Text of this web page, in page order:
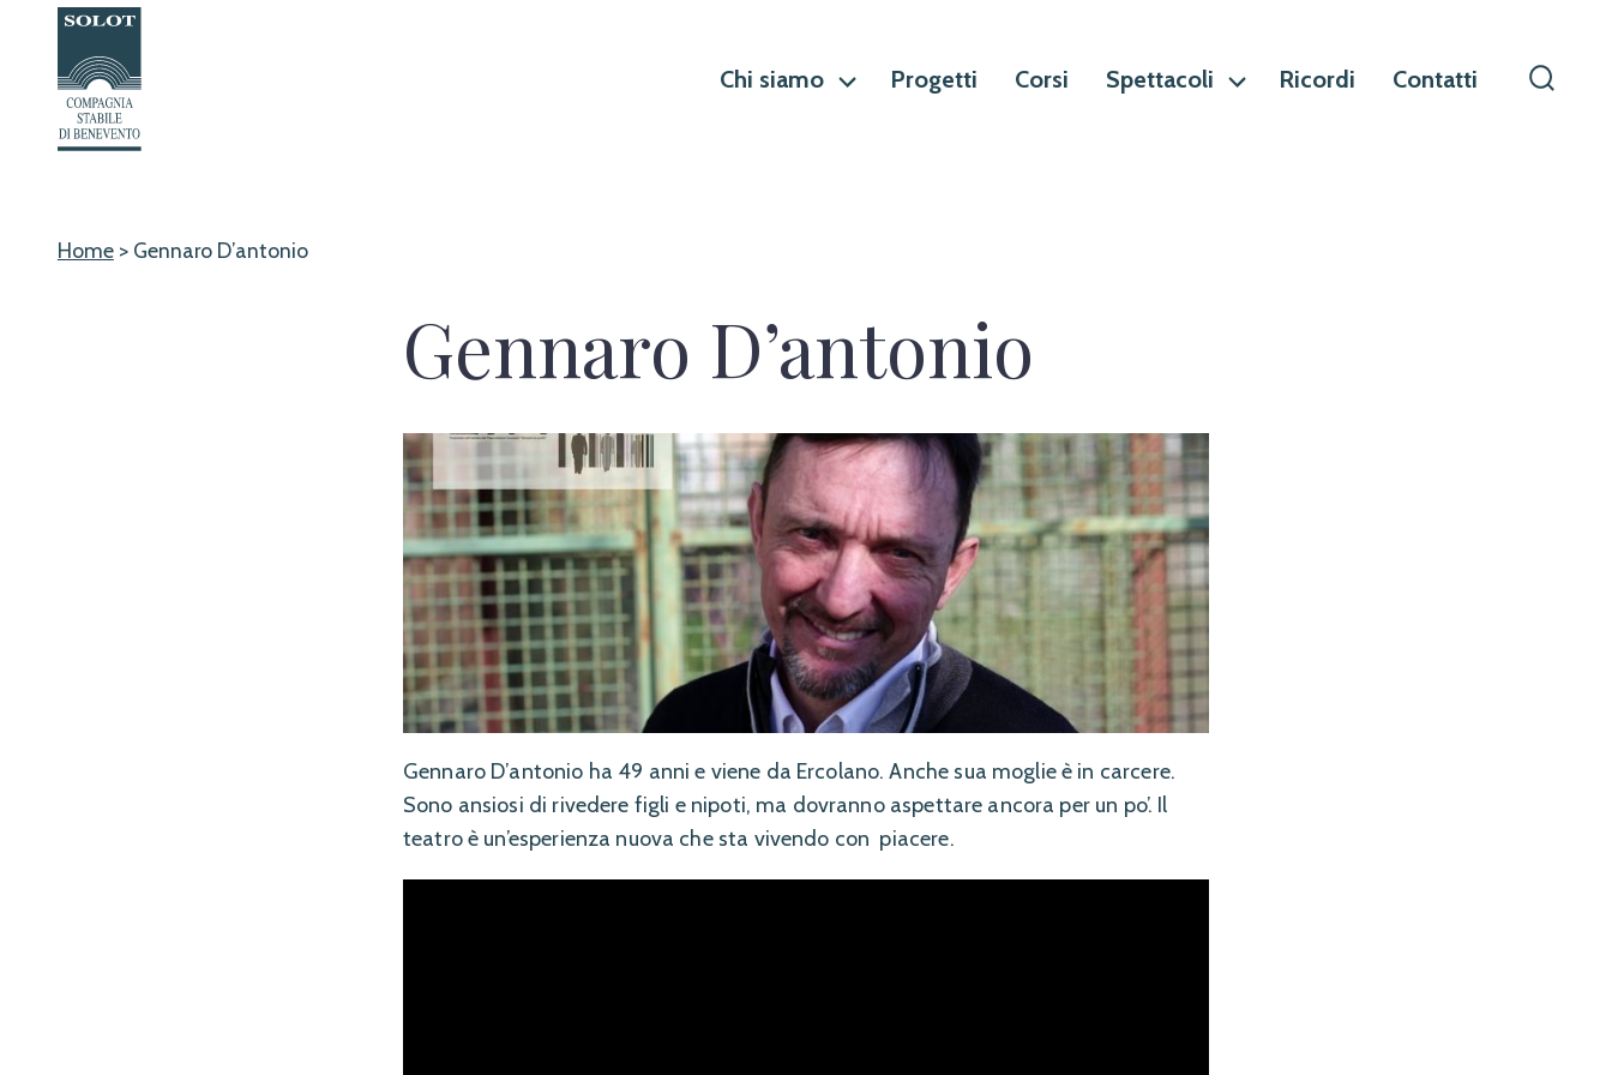
contenuto
Chi siamo Progetti Corsi Spettacoli Ricordi Contatti
Home> Gennaro D’antonio
Gennaro D’antonio
Gennaro D’antonio ha 49 anni e viene da Ercolano. Anche sua moglie è in carcere.
Sono ansiosi di rivedere figli e nipoti, ma dovranno aspettare ancora per un po’. Il
teatro è un’esperienza nuova che sta vivendo con piacere.